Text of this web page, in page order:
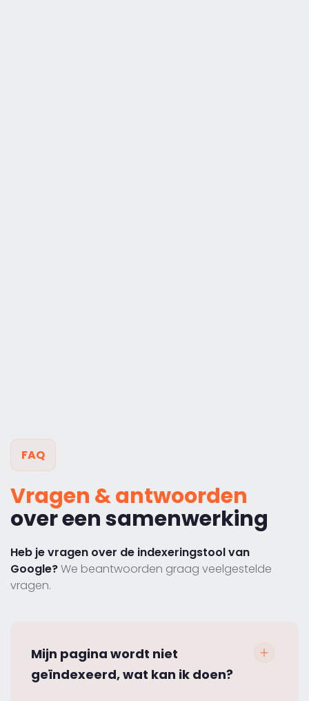
FAQ
Vragen & antwoorden
over een samenwerking
Heb je vragen over de indexeringstool van
Google?We beantwoorden graag veelgestelde
vragen.
Mijn pagina wordt niet
geïndexeerd, wat kan ik doen?